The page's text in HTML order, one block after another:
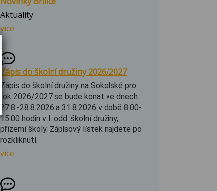
Aktuality
více
Zápis do školní družiny 2026/2027
Zápis do školní družiny na Sokolské pro
rok 2026/2027 se bude konat ve dnech
27.8.-28.8.2026 a 31.8.2026 v době 8:00-
15:00 hodin v I. odd. školní družiny,
přízemí školy. Zápisový lístek najdete po
rozkliknutí.
více